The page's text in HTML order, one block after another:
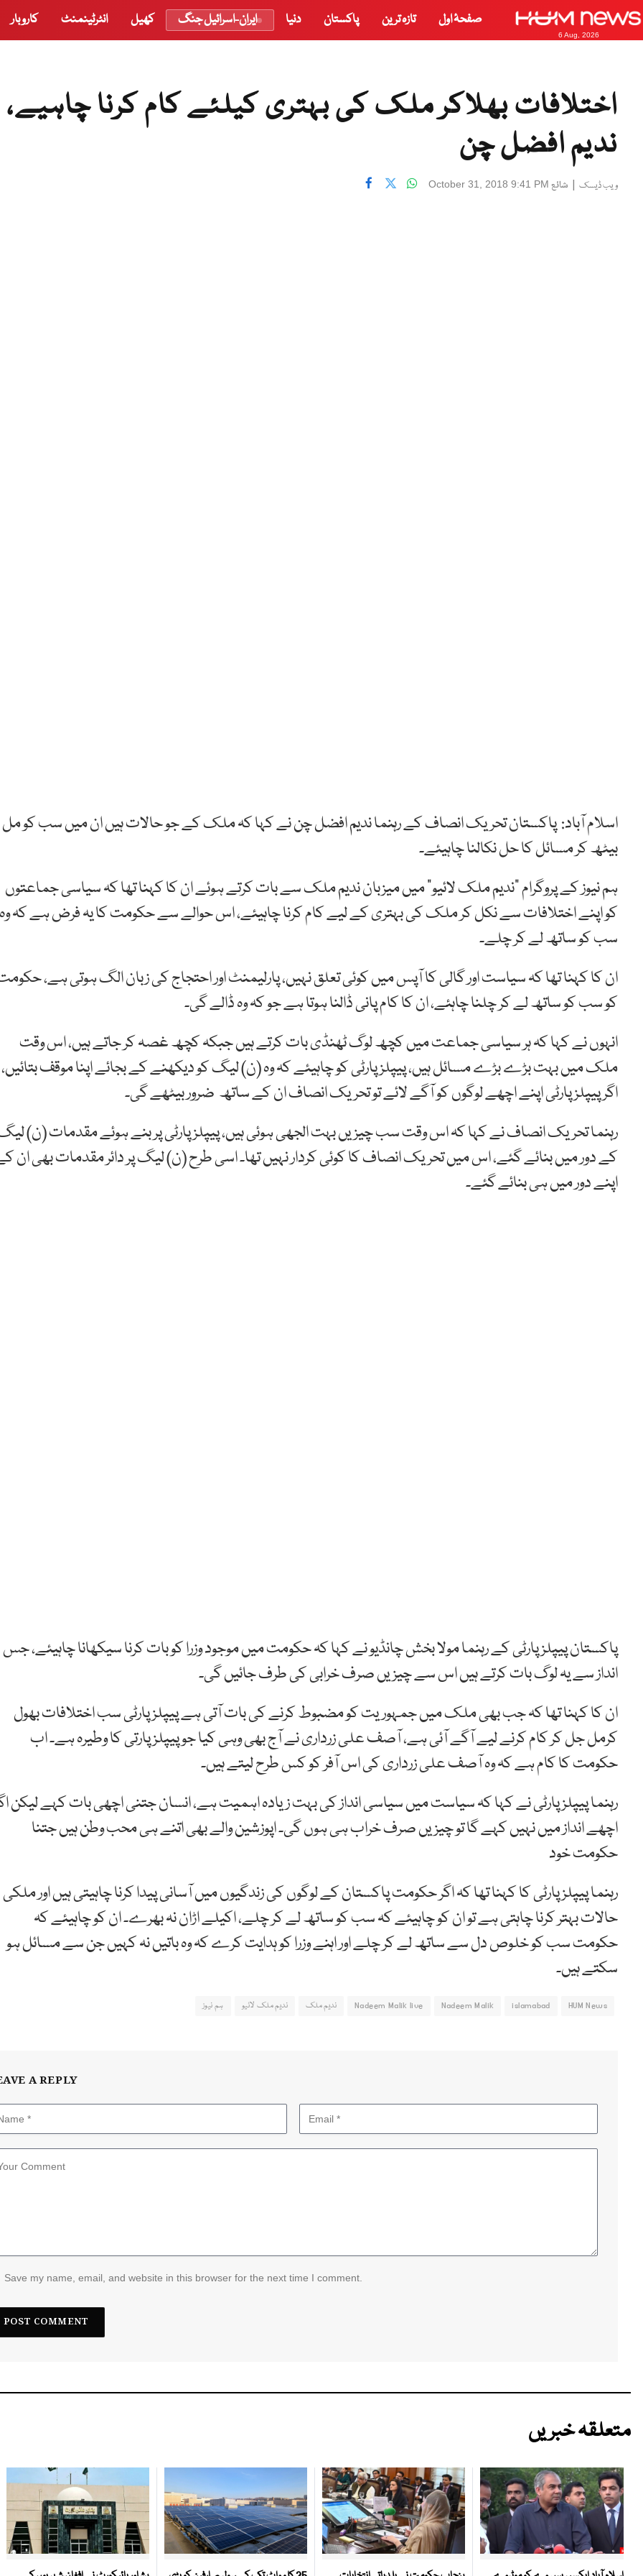
6 Aug, 2026
صفحۂ اول تازہ ترین پاکستان دنیا ایران-اسرائیل جنگ کھیل انٹرٹینمنٹ کاروبار
اختلافات بھلاکر ملک کی بہتری کیلئے کام کرنا چاہیے،
ندیم افضل چن
ویب ڈیسک | شائع October 31, 2018 9:41 PM
اسلام آباد: پاکستان تحریک انصاف کے رہنما ندیم افضل چن نے کہا کہ ملک کے جو حالات ہیں ان میں سب کو مل
بیٹھ کر مسائل کا حل نکالنا چاہیئے۔
ہم نیوز کے پروگرام “ندیم ملک لائیو” میں میزبان ندیم ملک سے بات کرتے ہوئے ان کا کہنا تھا کہ سیاسی جماعتوں
کو اپنے اختلافات سے نکل کر ملک کی بہتری کے لیے کام کرنا چاہیئے، اس حوالے سے حکومت کا یہ فرض ہے کہ وہ
سب کو ساتھ لے کر چلے۔
ان کا کہنا تھا کہ سیاست اور گالی کا آپس میں کوئی تعلق نہیں، پارلیمنٹ اور احتجاج کی زبان الگ ہوتی ہے،
کو سب کو ساتھ لے کر چلنا چاہئے، ان کا کام پانی ڈالنا ہوتا ہے جو کہ وہ ڈالے گی۔
انہوں نے کہا کہ ہر سیاسی جماعت میں کچھ لوگ ٹھنڈی بات کرتے ہیں جبکہ کچھ غصہ کر جاتے ہیں، اس وقت
ملک میں بہت بڑے بڑے مسائل ہیں، پیپلز پارٹی کو چاہیئے کہ وہ (ن) لیگ کو دیکھنے کے بجائے اپنا موقف بتائیں،
اگر پیپلز پارٹی اپنے اچھے لوگوں کو آگے لائے تو تحریک انصاف ان کے ساتھ ضرور بیٹھے گی۔
رہنما تحریک انصاف نے کہا کہ اس وقت سب چیزیں بہت الجھی ہوئی ہیں، پیپلز پارٹی پر بنے ہوئے مقدمات (ن)
کے دور میں بنائے گئے، اس میں تحریک انصاف کا کوئی کردار نہیں تھا۔ اسی طرح (ن) لیگ پر دائر مقدمات بھی ان
اپنے دور میں ہی بنائے گئے۔
پاکستان پیپلز پارٹی کے رہنما مولا بخش چانڈیو نے کہا کہ حکومت میں موجود وزرا کو بات کرنا سیکھانا چاہیئے، جس
انداز سے یہ لوگ بات کرتے ہیں اس سے چیزیں صرف خرابی کی طرف جائیں گی۔
ان کا کہنا تھا کہ جب بھی ملک میں جمہوریت کو مضبوط کرنے کی بات آتی ہے پیپلز پارٹی سب اختلافات بھول
کرمل جل کر کام کرنے لیے آگے آئی ہے، آصف علی زرداری نے آج بھی وہی کیا جو پیپلز پارتی کا وطیرہ ہے۔ اب
حکومت کا کام ہے کہ وہ آصف علی زرداری کی اس آفر کو کس طرح لیتے ہیں۔
رہنما پیپلز پارٹی نے کہا کہ سیاست میں سیاسی انداز کی بہت زیادہ اہمیت ہے، انسان جتنی اچھی بات کہے لیکن
اچھے انداز میں نہیں کہے گا تو چیزیں صرف خراب ہی ہوں گی۔ اپوزشین والے بھی اتنے ہی محب وطن ہیں جتنا
حکومت خود
رہنما پیپلز پارٹی کا کہنا تھا کہ اگر حکومت پاکستان کے لوگوں کی زندگیوں میں آسانی پیدا کرنا چاہیتی ہیں اور ملکی
حالات بہتر کرنا چاہتی ہے تو ان کو چاہیئے کہ سب کو ساتھ لے کر چلے، اکیلے اڑان نہ بھرے۔ ان کو چاہیئے کہ
حکومت سب کو خلوص دل سے ساتھ لے کر چلے اور اہنے وزرا کو ہدایت کرے کہ وہ باتیں نہ کہیں جن سے مسائل ہو
سکتے ہیں۔
HUM News
islamabad
Nadeem Malik
Nadeem Malik live ندیم ملک ندیم ملک لائیو ہم نیوز
A REPLY
Save my name, email, and website in this browser for the next time I comment.
متعلقہ خبریں